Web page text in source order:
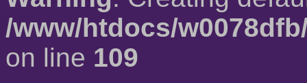
/www/htdocs/
on line 109